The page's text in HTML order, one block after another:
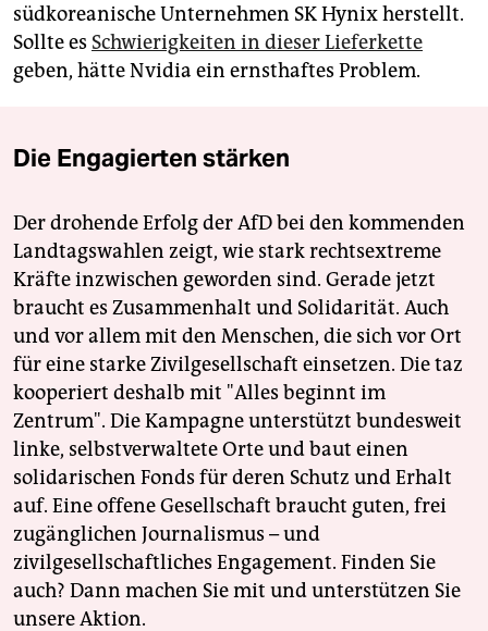
südkoreanische Unternehmen SK Hynix herstellt.
Sollte es Schwierigkeiten in dieser Lieferkette
geben, hätte Nvidia ein ernsthaftes Problem.
Die Engagierten stärken
Der drohende Erfolg der AfD bei den kommenden
Landtagswahlen zeigt, wie stark rechtsextreme
Kräfte inzwischen geworden sind. Gerade jetzt
braucht es Zusammenhalt und Solidarität. Auch
und vor allem mit den Menschen, die sich vor Ort
für eine starke Zivilgesellschaft einsetzen. Die taz
kooperiert deshalb mit "Alles beginnt im
Zentrum". Die Kampagne unterstützt bundesweit
linke, selbstverwaltete Orte und baut einen
solidarischen Fonds für deren Schutz und Erhalt
auf. Eine offene Gesellschaft braucht guten, frei
zugänglichen Journalismus – und
zivilgesellschaftliches Engagement. Finden Sie
auch? Dann machen Sie mit und unterstützen Sie
unsere Aktion.